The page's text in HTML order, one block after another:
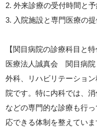
2. 外来診療の受付時間と
3. 入院施設と専門医療の提
【関目病院の診療科目と特
医療法人誠真会 関目病院
外科、リハビリテーショ
院です。特に内科では、
などの専門的な診療も行
応できる体制を整えてい